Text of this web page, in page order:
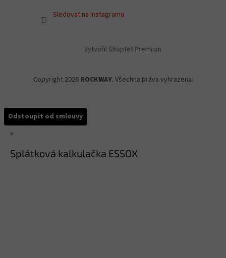
Sledovat na Instagramu
Vytvořil Shoptet Premium
Copyright 2026 ROCKWAY. Všechna práva vyhrazena.
Odstoupit od smlouvy
×
Splátková kalkulačka ESSOX